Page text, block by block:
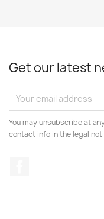
Get our latest
You may unsubscribe at
contact info in the legal